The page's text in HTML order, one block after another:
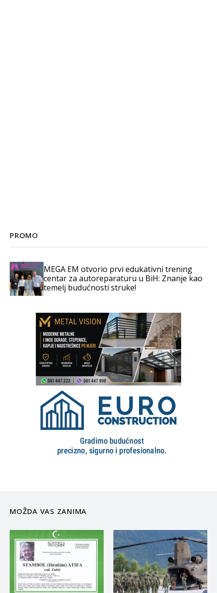
PROMO
MEGA EM otvorio prvi edukativni trening
centar za autoreparaturu u BiH: Znanje kao
temelj budućnosti struke!
MOŽDA VAS ZANIMA